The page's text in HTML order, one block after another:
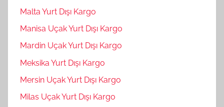
Malta Yurt Dışı Kargo
Manisa Uçak Yurt Dışı Kargo
Mardin Uçak Yurt Dışı Kargo
Meksika Yurt Dışı Kargo
Mersin Uçak Yurt Dışı Kargo
Milas Uçak Yurt Dışı Kargo